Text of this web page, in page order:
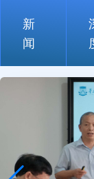
新
闻